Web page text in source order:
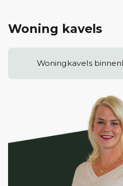
14 ruime penthouses met
Privacy en comfort in een
Gelegen op een
Energiezuinig en
Verwachte start verkoop: 2e
Wilt u als eerste op de
voortgang en
contact op met Bernheze
Woning kavels
Woningkavels